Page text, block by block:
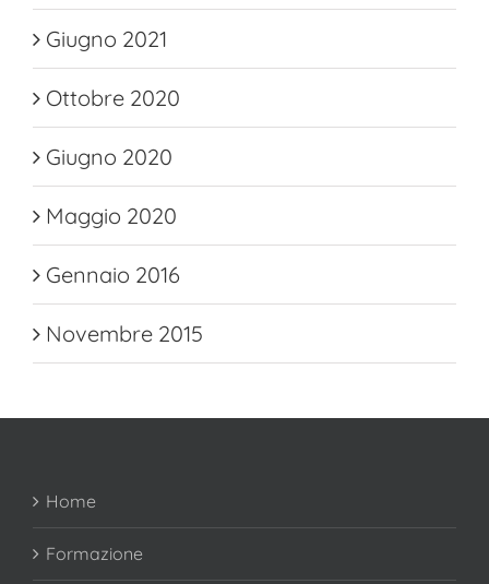
Giugno 2021
Ottobre 2020
Giugno 2020
Maggio 2020
Gennaio 2016
Novembre 2015
Home
Formazione